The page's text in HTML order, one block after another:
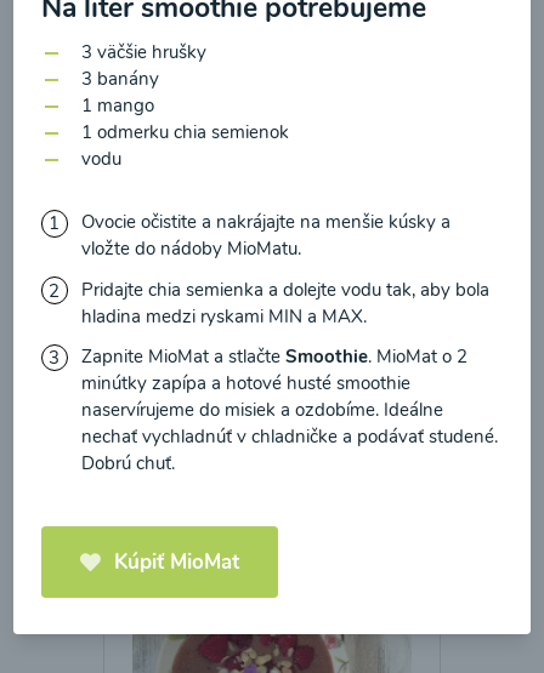
Brokolicové cappuccino
Načítať ďalšie
Kaše
Na liter smoothie potrebujeme
3 väčšie hrušky
3 banány
1 mango
1 odmerku chia semienok
vodu
Ovocie očistite a nakrájajte na menšie kúsky a
vložte do nádoby MioMatu.
Pridajte chia semienka a dolejte vodu tak, aby bola
hladina medzi ryskami MIN a MAX.
Zapnite MioMat a stlačteSmoothie. MioMat o 2
minútky zapípa a hotové husté smoothie
naservírujeme do misiek a ozdobíme. Ideálne
nechať vychladnúť v chladničke a podávať studené.
Dobrú chuť.
Kúpiť MioMat
prečítal(a) informácie o Ochrane osobných
údajova súhlasím s nimi.